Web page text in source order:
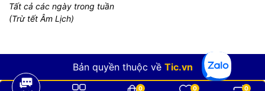
Tất cả các ngày trong tuần
(Trừ tết Âm Lịch)
Bản quyền thuộc về Tic.vn
0 0 0